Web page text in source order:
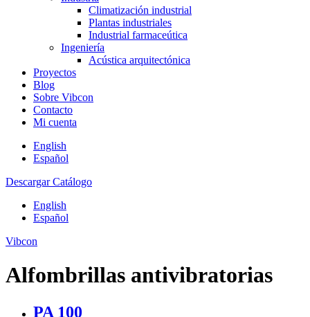
Climatización industrial
Plantas industriales
Industrial farmaceútica
Ingeniería
Acústica arquitectónica
Proyectos
Blog
Sobre Vibcon
Contacto
Mi cuenta
English
Español
Descargar Catálogo
English
Español
Vibcon
Alfombrillas antivibratorias
PA 100